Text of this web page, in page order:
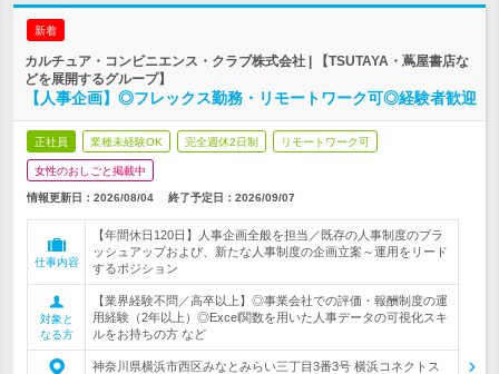
新着
カルチュア・コンビニエンス・クラブ株式会社 | 【TSUTAYA・蔦屋書店な
どを展開するグループ】
【人事企画】◎フレックス勤務・リモートワーク可◎経験者歓迎
正社員 業種未経験OK 完全週休2日制 リモートワーク可
女性のおしごと掲載中
情報更新日：2026/08/04 終了予定日： 2026/09/07
仕事内容
【年間休日120日】人事企画全般を担当／既存の人事制度のブラ
ッシュアップおよび、新たな人事制度の企画立案～運用をリード
するポジション
対象と
なる方
【業界経験不問／高卒以上】◎事業会社での評価・報酬制度の運
用経験（2年以上）◎Excel関数を用いた人事データの可視化スキ
ルをお持ちの方 など
神奈川県横浜市西区みなとみらい三丁目3番3号 横浜コネクトス